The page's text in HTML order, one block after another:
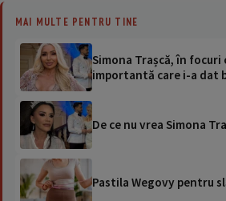
MAI MULTE PENTRU TINE
Simona Trașcă, în
importantă care i-a dat
De ce nu vrea Simona
Pastila Wegovy pentru